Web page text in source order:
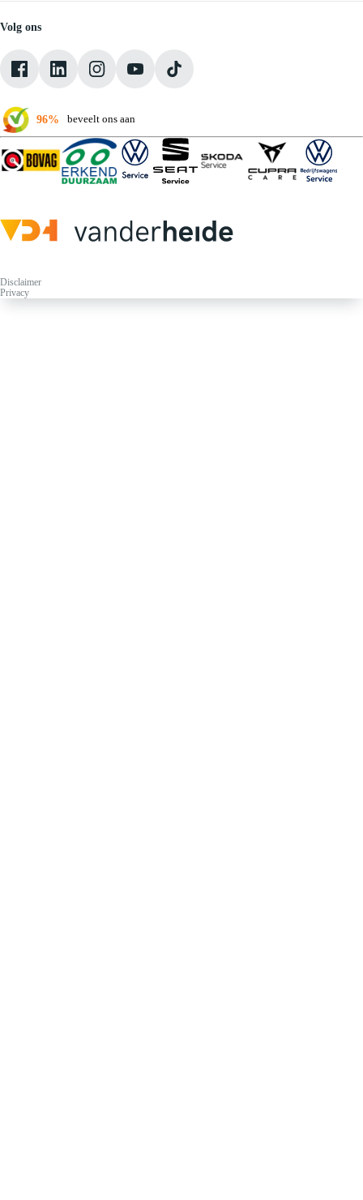
Medewerkers
Onze servicebeloften
Pechhulp
Klantbeoordelingen
Verkoopvoorwaarden
Volg ons
96% beveelt ons aan
Disclaimer
Privacy